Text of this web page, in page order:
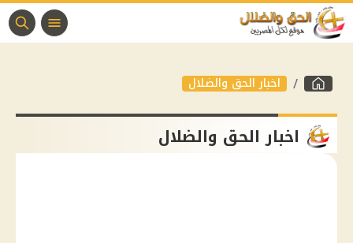
اخبار الحق والضلال
اخبار الحق والضلال